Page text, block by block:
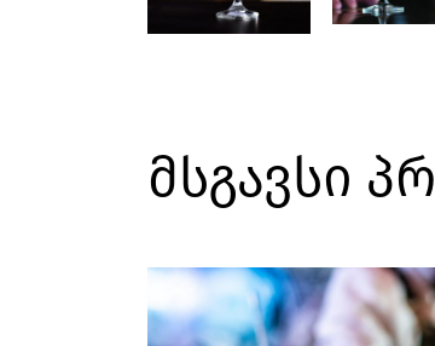
მსგავსი